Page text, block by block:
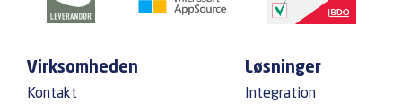
Virksomheden
Kontakt
Løsninger
Integration